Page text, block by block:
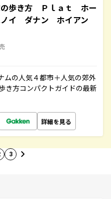
歩き方 Ｐｌａｔ ホー
イ ダナン ホイアン
の人気４都市＋人気の郊外
き方コンパクトガイドの最新
詳細を見る
3